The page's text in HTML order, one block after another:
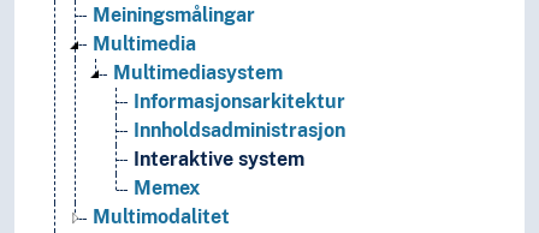
Meiningsmålingar
Multimedia
Multimediasystem
Informasjonsarkitektur
Innholdsadministrasjon
Interaktive system
Memex
Multimodalitet